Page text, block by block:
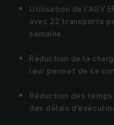
Utilisation de l'AGV
avec 22 transports
semaine.
Réduction de la
leur permet de se
Réduction des
des délais